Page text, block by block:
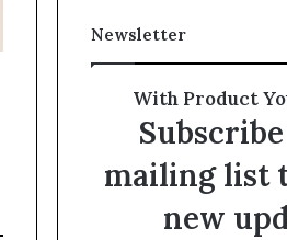
Newsletter
With Product
mailing list
new